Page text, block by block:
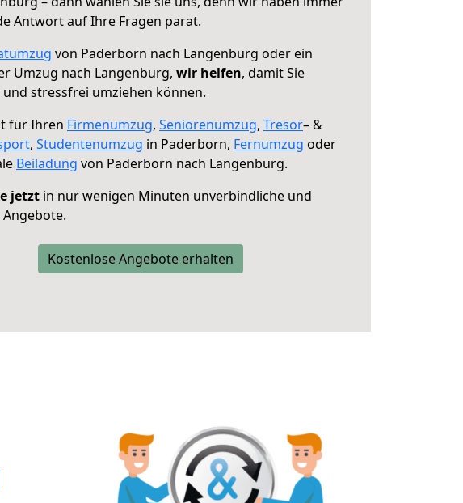
Antwort auf Ihre Fragen parat.
von Paderborn nach Langenburg oder ein
Umzug nach Langenburg, wir helfen, damit Sie
stressfrei umziehen können.
für Ihren Firmenumzug, Seniorenumzug, Tresor– &
, Studentenumzug in Paderborn, Fernumzug oder
Beiladung von Paderborn nach Langenburg.
jetzt in nur wenigen Minuten unverbindliche und
Kostenlose Angebote erhalten